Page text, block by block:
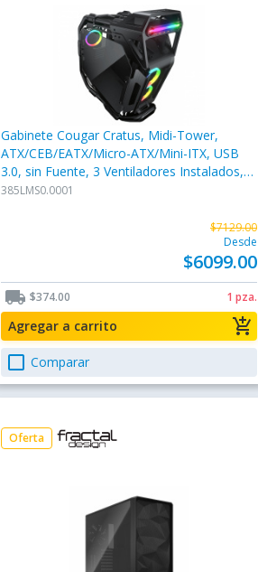
Gabinete Cougar Cratus, Midi-Tower,
ATX/CEB/EATX/Micro-ATX/Mini-ITX, USB
3.0, sin Fuente, 3 Ventiladores Instalados,
Negro
385LMS0.0001
$7129.00
Desde
$6099.00
local_shipping $374.00 1 pza.
add_shopping_cart
Agregar a carrito
check_box_outline_blank Comparar
Oferta